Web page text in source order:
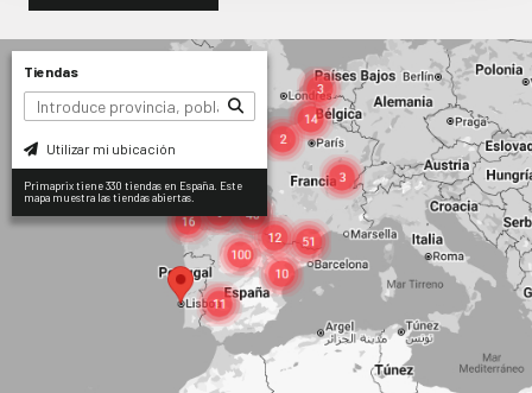
Tiendas
Utilizar mi ubicación
Primaprix tiene 330 tiendas en España. Este
mapa muestra las tiendas abiertas.